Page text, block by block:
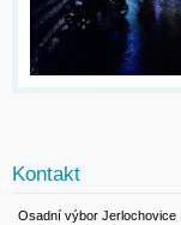
Kontakt
Osadní výbor Jerlochovice